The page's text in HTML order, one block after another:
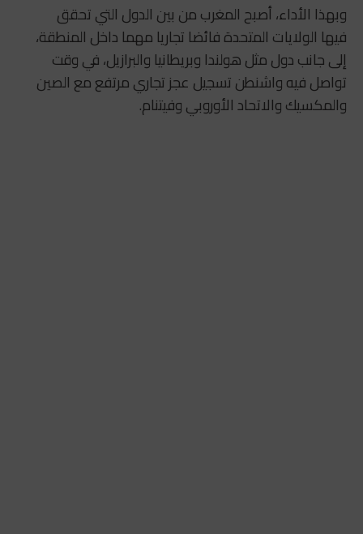
وبهذا الأداء، أصبح المغرب من بين الدول التي تحقق
فيها الولايات المتحدة فائضا تجاريا مهما داخل المنطقة،
إلى جانب دول مثل هولندا وبريطانيا والبرازيل، في وقت
تواصل فيه واشنطن تسجيل عجز تجاري مرتفع مع الصين
والمكسيك والاتحاد الأوروبي وفيتنام.